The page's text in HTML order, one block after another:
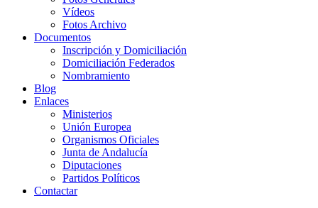
Vídeos
Fotos Archivo
Documentos
Inscripción y Domiciliación
Domiciliación Federados
Nombramiento
Blog
Enlaces
Ministerios
Unión Europea
Organismos Oficiales
Junta de Andalucía
Diputaciones
Partidos Políticos
Contactar